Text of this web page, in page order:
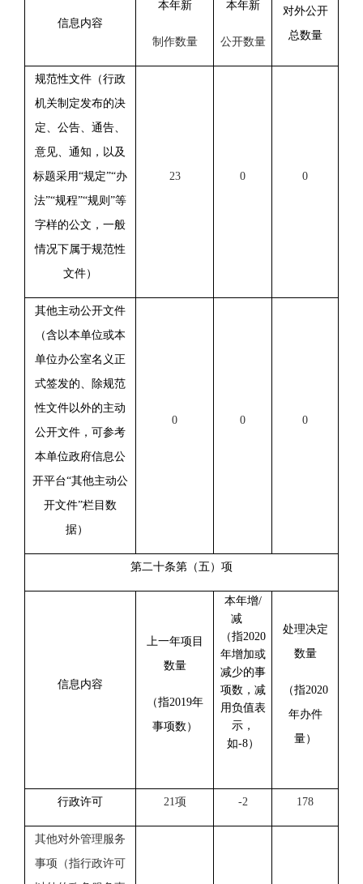
信息内容
本年新
制作数量
本年新
公开数量
对外公开
总数量
规范性文件（行政
机关制定发布的决
定、公告、通告、
意见、通知，以及
标题采用“规定”“办
法”“规程”“规则”等
字样的公文，一般
情况下属于规范性
文件）
23 0 0
其他主动公开文件
（含以本单位或本
单位办公室名义正
式签发的、除规范
性文件以外的主动
公开文件，可参考
本单位政府信息公
开平台“其他主动公
开文件”栏目数
据）
0 0 0
第二十条第（五）项
信息内容
上一年项目
数量
（指2019年
事项数）
本年增/
减
（指2020
年增加或
减少的事
项数，减
用负值表
示，
如-8）
处理决定
数量
（指2020
年办件
量）
行政许可 21项 -2 178
其他对外管理服务
事项（指行政许可